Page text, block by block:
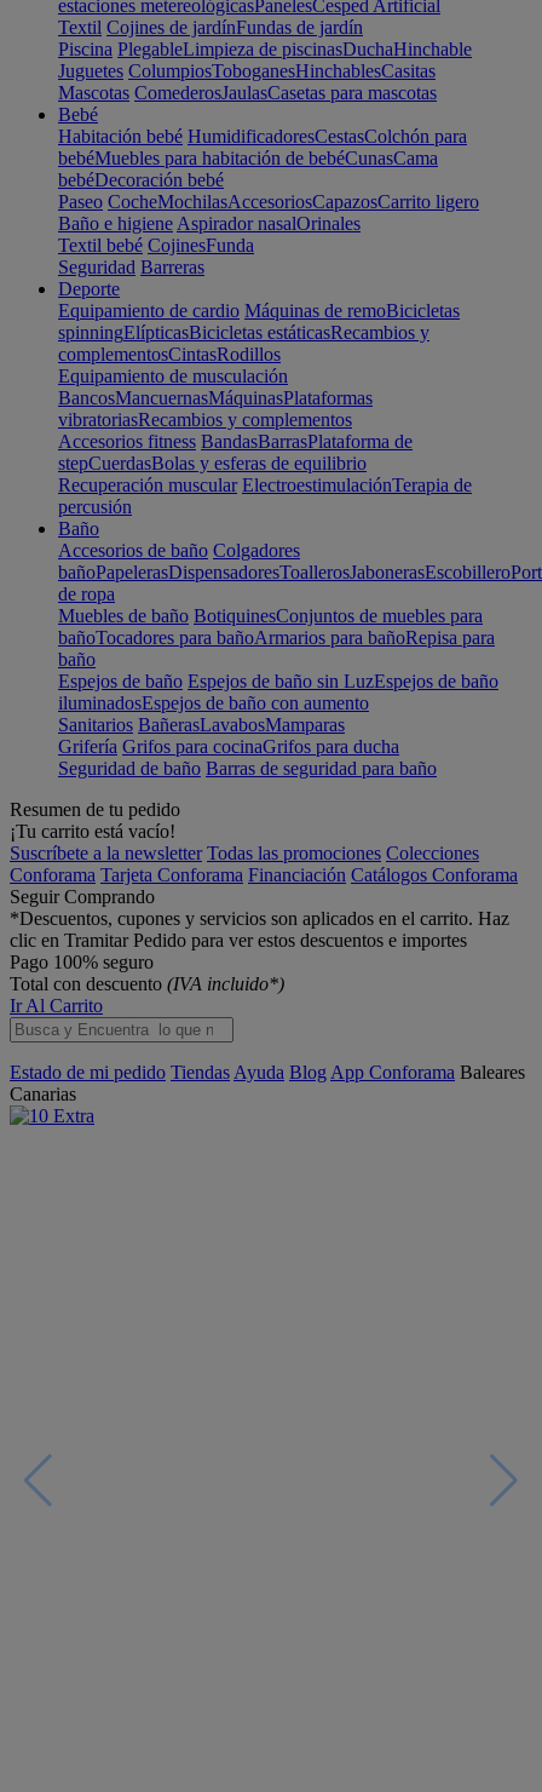
estaciones metereológicasPanelesCesped Artificial
Textil Cojines de jardínFundas de jardín
Piscina PlegableLimpieza de piscinasDuchaHinchable
Juguetes ColumpiosToboganesHinchablesCasitas
Mascotas ComederosJaulasCasetas para mascotas
Bebé
Habitación bebé HumidificadoresCestasColchón para
bebéMuebles para habitación de bebéCunasCama
bebéDecoración bebé
Paseo CocheMochilasAccesoriosCapazosCarrito ligero
Baño e higiene Aspirador nasalOrinales
Textil bebé CojinesFunda
Seguridad Barreras
Deporte
Equipamiento de cardio Máquinas de remoBicicletas
spinningElípticasBicicletas estáticasRecambios y
complementosCintasRodillos
Equipamiento de musculación
BancosMancuernasMáquinasPlataformas
vibratoriasRecambios y complementos
Accesorios fitness BandasBarrasPlataforma de
stepCuerdasBolas y esferas de equilibrio
Recuperación muscular ElectroestimulaciónTerapia de
percusión
Baño
Accesorios de baño Colgadores
bañoPapelerasDispensadoresToallerosJabonerasEscobillero
de ropa
Muebles de baño BotiquinesConjuntos de muebles para
bañoTocadores para bañoArmarios para bañoRepisa para
baño
Espejos de baño Espejos de baño sin LuzEspejos de baño
iluminadosEspejos de baño con aumento
Sanitarios BañerasLavabosMamparas
Grifería Grifos para cocinaGrifos para ducha
Seguridad de baño Barras de seguridad para baño
Resumen de tu pedido
¡Tu carrito está vacío!
Suscríbete a la newsletter Todas las promociones Colecciones
Conforama Tarjeta Conforama Financiación Catálogos Conforama
Seguir Comprando
*Descuentos, cupones y servicios son aplicados en el carrito. Haz
clic en Tramitar Pedido para ver estos descuentos e importes
Pago 100% seguro
Total con descuento (IVA incluido*)
Ir Al Carrito
Estado de mi pedido Tiendas Ayuda Blog App Conforama Baleares
Canarias